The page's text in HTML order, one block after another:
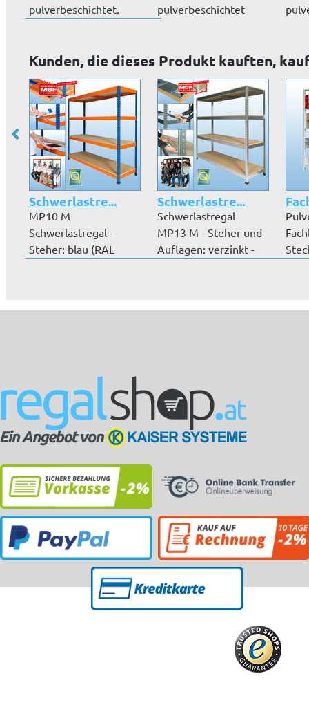
pulverbeschichtet.
pulverbeschichtet
Kunden, die dieses Produkt kauften,
Schwerlastre...
MP10 M
Schwerlastregal -
Steher: blau (RAL
Schwerlastre...
Schwerlastregal
MP13 M - Steher und
Auflagen: verzinkt -